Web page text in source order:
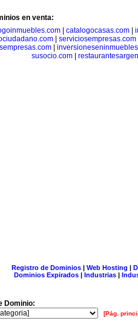
en venta:
| catalogocasas.com|
| serviciosempresas.com
susocio.com|
Registro de Dominios| Web Hosting |
Dominios Expirados | Industrias |
Dominio:
[Pág.